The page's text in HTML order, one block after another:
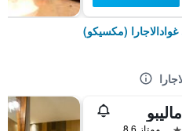
(مكسيكو)
ممتاز 8.6